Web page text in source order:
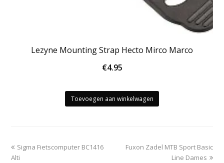
Lezyne Mounting Strap Hecto Mirco Marco
€4.95
Toevoegen aan winkelwagen
previous
post:
Sigma Fietscomputer BC1416
Alti
next
Fuxon Zadel MTB Sport Basic
Line Dames